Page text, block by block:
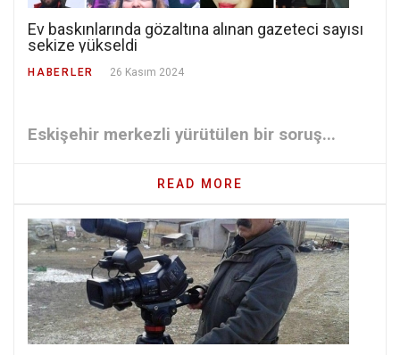
Ev baskınlarında gözaltına alınan gazeteci sayısı
sekize yükseldi
HABERLER 26 Kasım 2024
Eskişehir merkezli yürütülen bir soruş...
READ MORE